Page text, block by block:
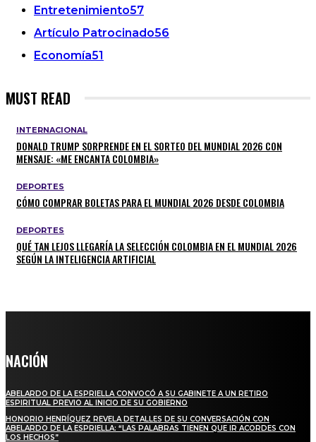
Entretenimiento57
Artículo Patrocinado56
Economía51
MUST READ
INTERNACIONAL
DONALD TRUMP SORPRENDE EN EL SORTEO DEL MUNDIAL 2026 CON
MENSAJE: «ME ENCANTA COLOMBIA»
DEPORTES
CÓMO COMPRAR BOLETAS PARA EL MUNDIAL 2026 DESDE COLOMBIA
DEPORTES
QUÉ TAN LEJOS LLEGARÍA LA SELECCIÓN COLOMBIA EN EL MUNDIAL 2026
SEGÚN LA INTELIGENCIA ARTIFICIAL
NACIÓN
ABELARDO DE LA ESPRIELLA CONVOCÓ A SU GABINETE A UN RETIRO
ESPIRITUAL PREVIO AL INICIO DE SU GOBIERNO
HONORIO HENRÍQUEZ REVELA DETALLES DE SU CONVERSACIÓN CON
ABELARDO DE LA ESPRIELLA: “LAS PALABRAS TIENEN QUE IR ACORDES CON
LOS HECHOS”